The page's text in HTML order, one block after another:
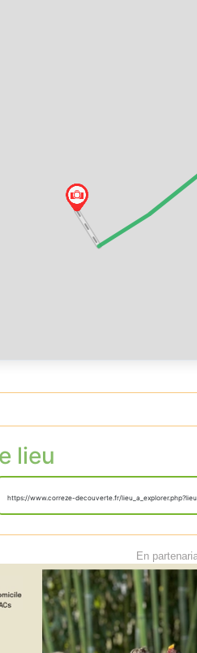
lieu
https://www.correze-decouverte.fr/
En